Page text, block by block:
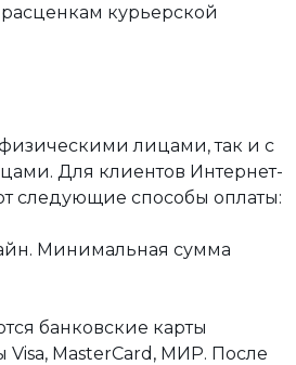
курьерской
лицами, так и с
Для клиентов Интернет-
следующие способы оплаты:
Минимальная сумма
банковские карты
Visa, MasterCard, МИР. После